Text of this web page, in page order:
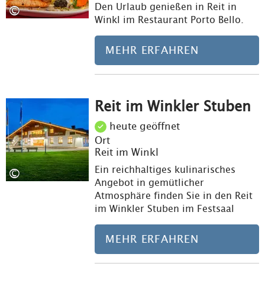
©
Den Urlaub genießen in Reit in
Winkl im Restaurant Porto Bello.
MEHR ERFAHREN
©
Reit im Winkler Stuben
heute geöffnet
Ort
Reit im Winkl
Ein reichhaltiges kulinarisches
Angebot in gemütlicher
Atmosphäre finden Sie in den Reit
im Winkler Stuben im Festsaal
MEHR ERFAHREN